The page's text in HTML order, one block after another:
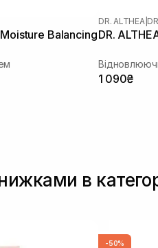
Balancing
DR. ALTHEA
DR.
1 090₴
в
-50%